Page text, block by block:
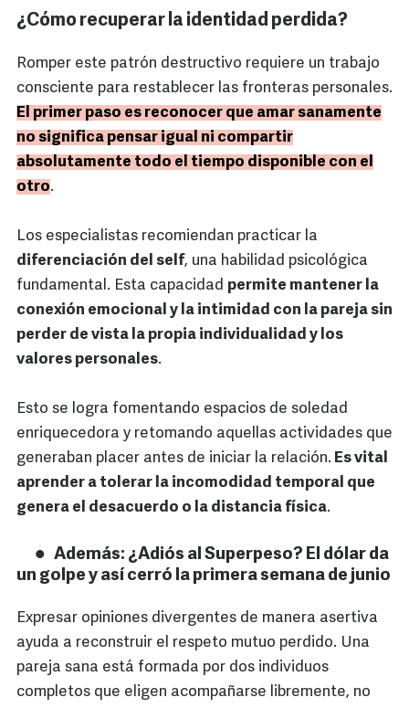
¿Cómo recuperar la identidad perdida?
Romper este patrón destructivo requiere un trabajo
consciente para restablecer las fronteras personales.
El primer paso es reconocer que amar sanamente
no significa pensar igual ni compartir
absolutamente todo el tiempo disponible con el
otro.
Los especialistas recomiendan practicar la
diferenciación del self, una habilidad psicológica
fundamental. Esta capacidad permite mantener la
conexión emocional y la intimidad con la pareja sin
perder de vista la propia individualidad y los
valores personales.
Esto se logra fomentando espacios de soledad
enriquecedora y retomando aquellas actividades que
generaban placer antes de iniciar la relación. Es vital
aprender a tolerar la incomodidad temporal que
genera el desacuerdo o la distancia física.
Además: ¿Adiós al Superpeso? El dólar da
un golpe y así cerró la primera semana de junio
Expresar opiniones divergentes de manera asertiva
ayuda a reconstruir el respeto mutuo perdido. Una
pareja sana está formada por dos individuos
completos que eligen acompañarse libremente, no